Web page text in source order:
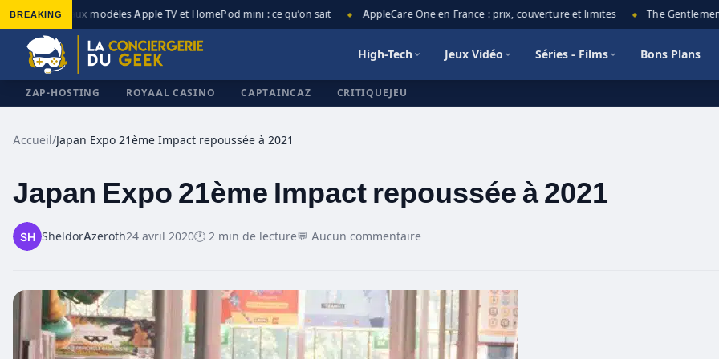
BREAKING
◆ Nouveaux modèles Apple TV et HomePod mini : ce qu’on sait AppleCare One en France : prix, couverture et limites The Gentlemen
High-Tech Jeux Vidéo Séries - Films Bons Plans
ZAP-HOSTING ROYAAL CASINO CAPTAINCAZ CRITIQUEJEU
✕
Accueil/Japan Expo 21ème Impact repoussée à 2021
Japan Expo 21ème Impact repoussée à 2021
SheldorAzeroth24 avril 2020🕐 2 min de lecture💬 Aucun commentaire